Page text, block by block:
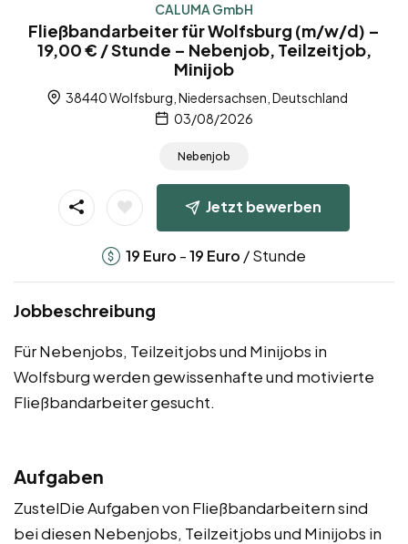
CALUMA GmbH
Fließbandarbeiter für Wolfsburg (m/w/d) –
19,00 € / Stunde – Nebenjob, Teilzeitjob,
Minijob
38440 Wolfsburg, Niedersachsen, Deutschland
03/08/2026
Nebenjob
Jetzt bewerben
19 Euro -19 Euro / Stunde
Jobbeschreibung
Für Nebenjobs, Teilzeitjobs und Minijobs in
Wolfsburg werden gewissenhafte und motivierte
Fließbandarbeiter gesucht.
Aufgaben
ZustelDie Aufgaben von Fließbandarbeitern sind
bei diesen Nebenjobs, Teilzeitjobs und Minijobs in